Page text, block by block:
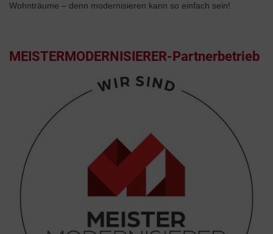
Wohnträume – denn modernisieren kann so einfach sein!
MEISTERMODERNISIERER-Partnerbetrieb